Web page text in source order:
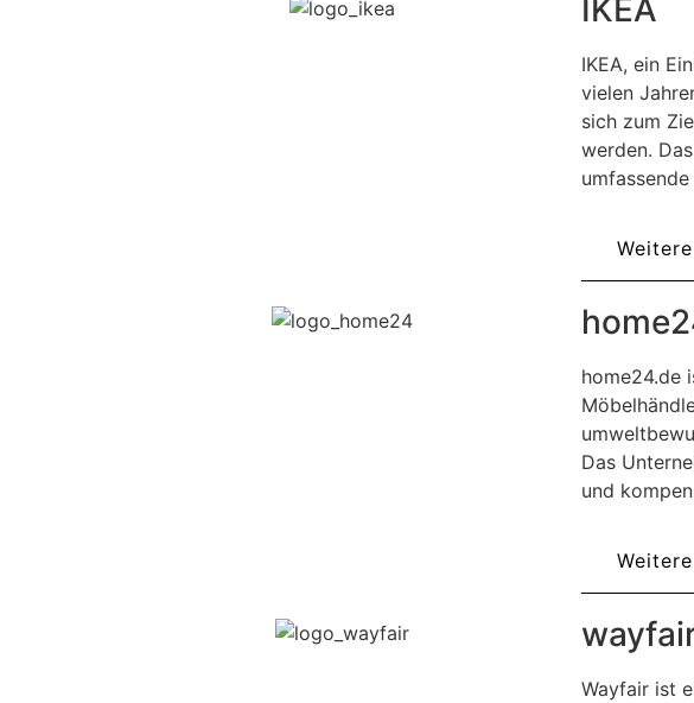
IKEA
IKEA, ein
vielen
sich zum
werden.
home24.de
Das
und
Wayfair ist